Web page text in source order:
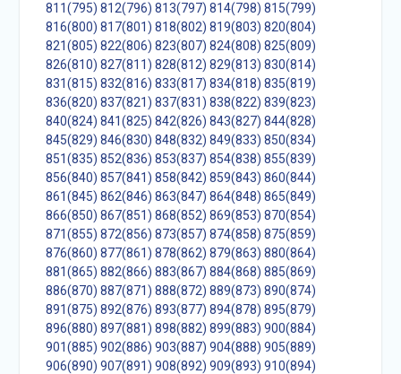
811(795) 812(796) 813(797) 814(798) 815(799)
816(800) 817(801) 818(802) 819(803) 820(804)
821(805) 822(806) 823(807) 824(808) 825(809)
826(810) 827(811) 828(812) 829(813) 830(814)
831(815) 832(816) 833(817) 834(818) 835(819)
836(820) 837(821) 837(831) 838(822) 839(823)
840(824) 841(825) 842(826) 843(827) 844(828)
845(829) 846(830) 848(832) 849(833) 850(834)
851(835) 852(836) 853(837) 854(838) 855(839)
856(840) 857(841) 858(842) 859(843) 860(844)
861(845) 862(846) 863(847) 864(848) 865(849)
866(850) 867(851) 868(852) 869(853) 870(854)
871(855) 872(856) 873(857) 874(858) 875(859)
876(860) 877(861) 878(862) 879(863) 880(864)
881(865) 882(866) 883(867) 884(868) 885(869)
886(870) 887(871) 888(872) 889(873) 890(874)
891(875) 892(876) 893(877) 894(878) 895(879)
896(880) 897(881) 898(882) 899(883) 900(884)
901(885) 902(886) 903(887) 904(888) 905(889)
906(890) 907(891) 908(892) 909(893) 910(894)